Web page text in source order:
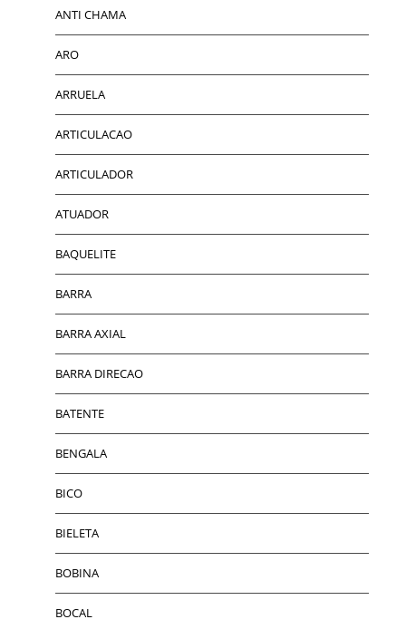
ANTI CHAMA
ARO
ARRUELA
ARTICULACAO
ARTICULADOR
ATUADOR
BAQUELITE
BARRA
BARRA AXIAL
BARRA DIRECAO
BATENTE
BENGALA
BICO
BIELETA
BOBINA
BOCAL